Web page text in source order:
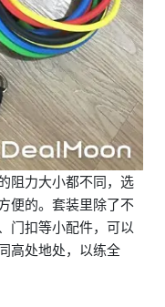
阻力大小都不同，选
便的。套装里除了不
门扣等小配件，可以
高处地处，以练全